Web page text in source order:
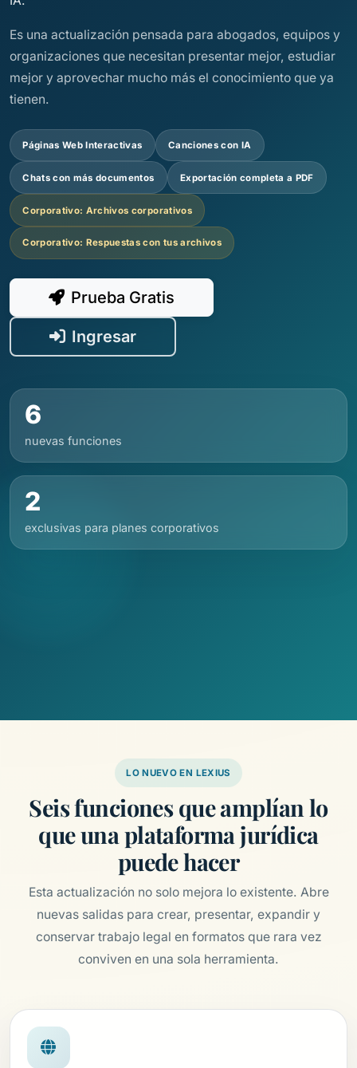
Es una actualización pensada para abogados, equipos y
organizaciones que necesitan presentar mejor, estudiar
mejor y aprovechar mucho más el conocimiento que ya
tienen.
Páginas Web Interactivas Canciones con IA
Chats con más documentos Exportación completa a PDF
Corporativo: Archivos corporativos
Corporativo: Respuestas con tus archivos
Prueba Gratis
Ingresar
6
nuevas funciones
2
exclusivas para planes corporativos
LO NUEVO EN LEXIUS
Seis funciones que amplían lo
que una plataforma jurídica
puede hacer
Esta actualización no solo mejora lo existente. Abre
nuevas salidas para crear, presentar, expandir y
conservar trabajo legal en formatos que rara vez
conviven en una sola herramienta.